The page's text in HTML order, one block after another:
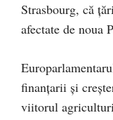
Strasbourg, că
afectate de noua
finanțarii și
viitorul